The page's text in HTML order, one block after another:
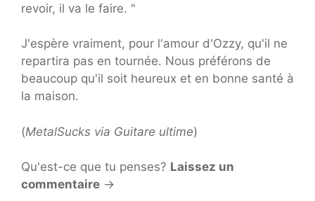
revoir, il va le faire. "
J'espère vraiment, pour l'amour d'Ozzy, qu'il ne
repartira pas en tournée. Nous préférons de
beaucoup qu'il soit heureux et en bonne santé à
la maison.
(MetalSucks via Guitare ultime)
Qu'est-ce que tu penses? Laissez un
commentaire →